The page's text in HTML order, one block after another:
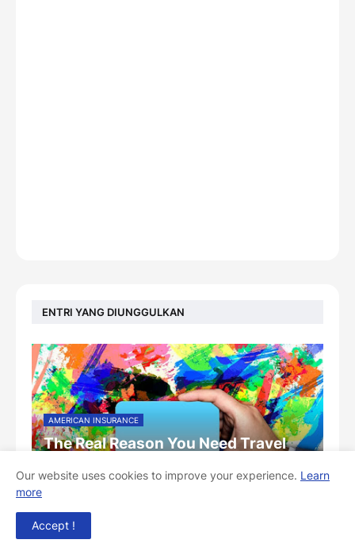
ENTRI YANG DIUNGGULKAN
AMERICAN INSURANCE
The Real Reason You Need Travel
by SiennaGrace - April 28, 2025
Our website uses cookies to improve your experience. Learn
more
Accept !